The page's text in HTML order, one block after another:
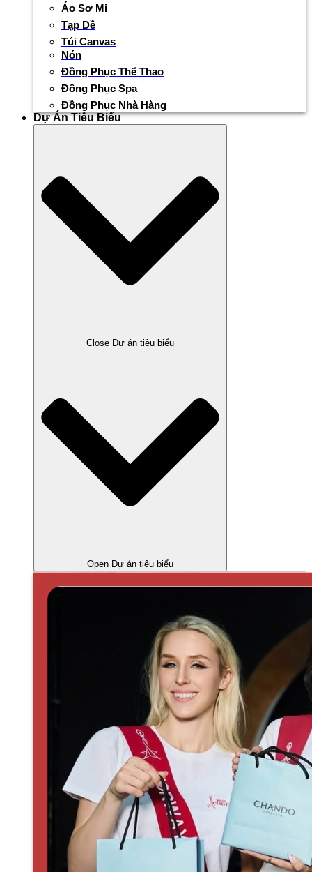
Áo Sơ Mi
Tạp Dề
Túi Canvas
Nón
Đồng Phục Thể Thao
Đồng Phục Spa
Đồng Phục Nhà Hàng
Dự Án Tiêu Biểu
Close Dự án tiêu biểu
Open Dự án tiêu biểu